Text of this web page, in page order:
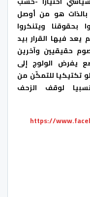
بالذات هو من أوصل
بحقوقنا ويتنكروا
يعد فيها القرار بيد
حقيقيين وآخرين
يفرض الولوج إلى
تكتيكيا للتمكّن من
لوقف الزحف
https://